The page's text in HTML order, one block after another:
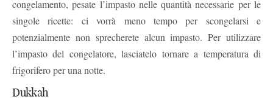
congelamento, pesate l’impasto nelle quantità necessarie per le
singole ricette: ci vorrà meno tempo per scongelarsi e
potenzialmente non sprecherete alcun impasto. Per utilizzare
l’impasto del congelatore, lasciatelo tornare a temperatura di
frigorifero per una notte.
Dukkah